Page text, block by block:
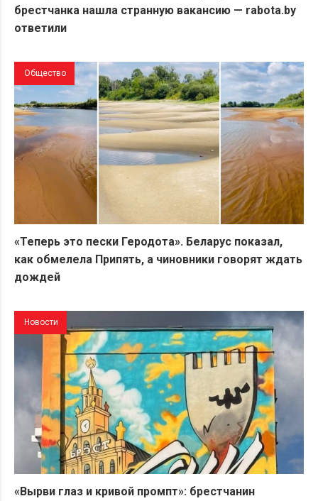
брестчанка нашла странную вакансию — rabota.by
ответили
Общество
«Теперь это пески Геродота». Беларус показал,
как обмелела Припять, а чиновники говорят ждать
дождей
Новости
«Вырви глаз и кривой промпт»: брестчанин